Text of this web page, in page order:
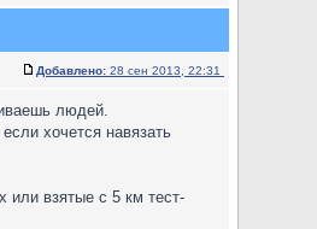
Добавлено: 28 сен 2013, 22:31
людей.
хочется навязать
или взятые с 5 км тест-